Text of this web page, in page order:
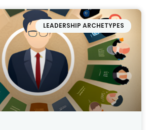
LEADERSHIP ARCHETYPES